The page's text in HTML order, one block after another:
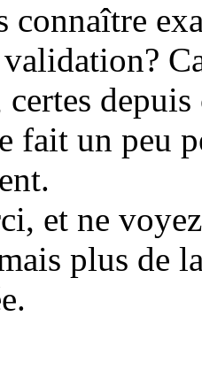
connaître
fait un peu
et ne
plus de